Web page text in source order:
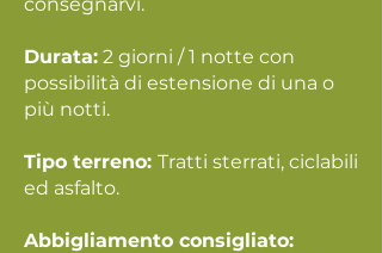
Durata: 2 giorni / 1 notte con
possibilità di estensione di una o
più notti.
Tipo terreno: Tratti sterrati, ciclabili
ed asfalto.
Abbigliamento consigliato: